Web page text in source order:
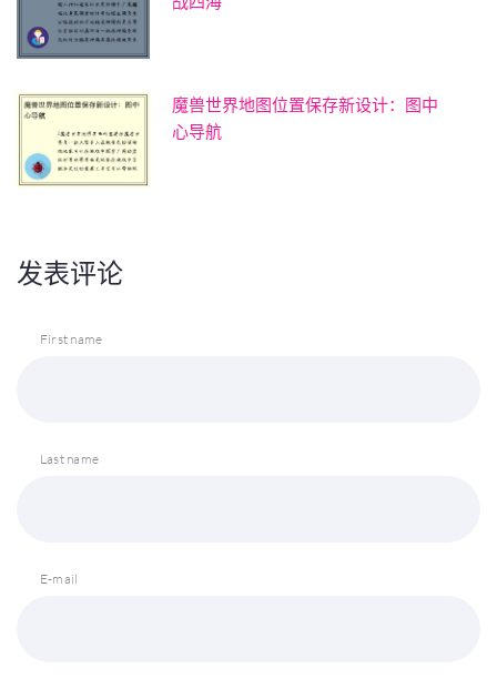
魔兽世界地图位置保存新设计：图中
心导航
发表评论
First name
Last name
E-mail